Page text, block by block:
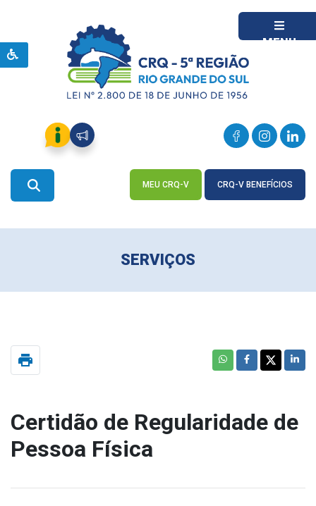
MENU
MEU CRQ-V CRQ-V BENEFÍCIOS
SERVIÇOS
print
Certidão de Regularidade de
Pessoa Física